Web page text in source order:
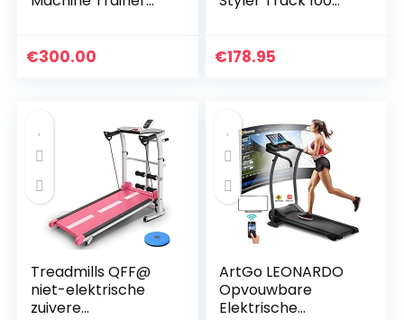
met
€300.00
olie
€178.95
Treadmills QFF@
niet-elektrische
zuivere
ArtGo LEONARDO
Opvouwbare
Elektrische